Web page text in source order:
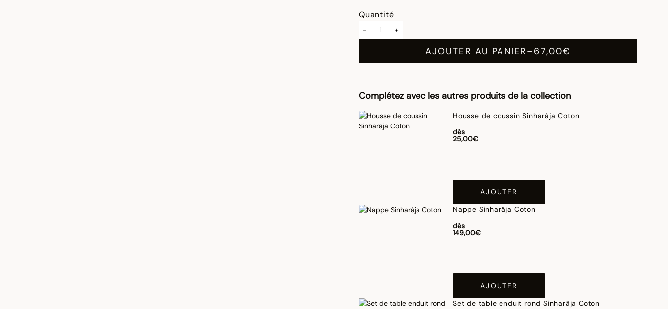
Quantité
- +
AJOUTER AU PANIER–67,00€
Complétez avec les autres produits de la collection
Housse de coussin Sinharâja Coton
dès
25,00€
AJOUTER
Nappe Sinharâja Coton
dès
149,00€
AJOUTER
Set de table enduit rond Sinharâja Coton